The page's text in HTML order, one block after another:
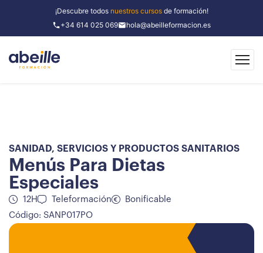
¡Descubre todos nuestros cursosde formación!
+34 614 025 069
hola@abeilleformacion.es
SANIDAD, SERVICIOS Y PRODUCTOS SANITARIOS
Menús Para Dietas
Especiales
12H Teleformación
Bonificable
Código: SANP017PO